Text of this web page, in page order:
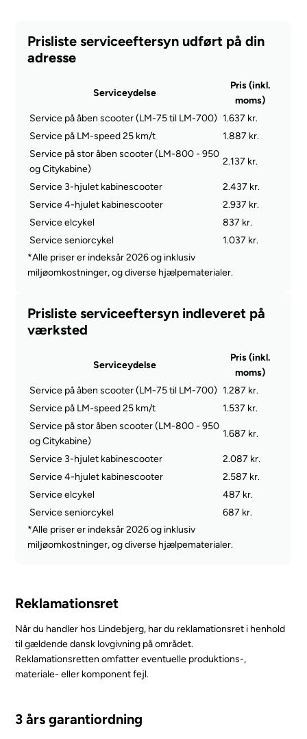
Prisliste serviceeftersyn udført på din
adresse
Serviceydelse
Pris (inkl.
moms)
Service på åben scooter (LM-75 til LM-700) 1.637 kr.
Service på LM-speed 25 km/t
1.887 kr.
Service på stor åben scooter (LM-800 - 950
og Citykabine)
2.137 kr.
Service 3-hjulet kabinescooter
2.437 kr.
Service 4-hjulet kabinescooter
2.937 kr.
Service elcykel
837 kr.
Service seniorcykel
1.037 kr.
*Alle priser er indeksår 2026 og inklusiv
miljøomkostninger, og diverse hjælpematerialer.
Prisliste serviceeftersyn indleveret på
værksted
Serviceydelse
Pris (inkl.
moms)
Service på åben scooter (LM-75 til LM-700) 1.287 kr.
Service på LM-speed 25 km/t
1.537 kr.
Service på stor åben scooter (LM-800 - 950
og Citykabine)
1.687 kr.
Service 3-hjulet kabinescooter
2.087 kr.
Service 4-hjulet kabinescooter
2.587 kr.
Service elcykel
487 kr.
Service seniorcykel
687 kr.
*Alle priser er indeksår 2026 og inklusiv
miljøomkostninger, og diverse hjælpematerialer.
Reklamationsret
Når du handler hos Lindebjerg, har du reklamationsret i henhold
til gældende dansk lovgivning på området.
Reklamationsretten omfatter eventuelle produktions-,
materiale- eller komponent fejl.
3 års garantiordning